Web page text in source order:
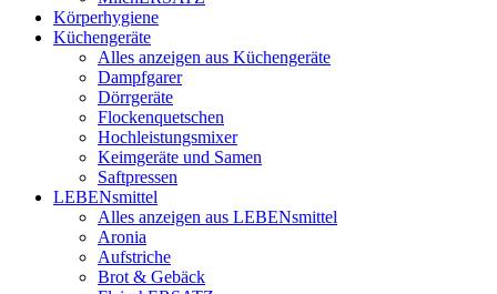
Körperhygiene
Küchengeräte
Alles anzeigen aus Küchengeräte
Dampfgarer
Dörrgeräte
Flockenquetschen
Hochleistungsmixer
Keimgeräte und Samen
Saftpressen
LEBENsmittel
Alles anzeigen aus LEBENsmittel
Aronia
Aufstriche
Brot & Gebäck